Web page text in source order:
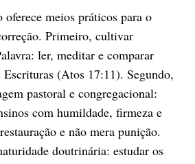
oferece meios práticos para o
Primeiro, cultivar
ler, meditar e comparar
(Atos 17:11). Segundo,
pastoral e congregacional:
com humildade, firmeza e
e não mera punição.
doutrinária: estudar os